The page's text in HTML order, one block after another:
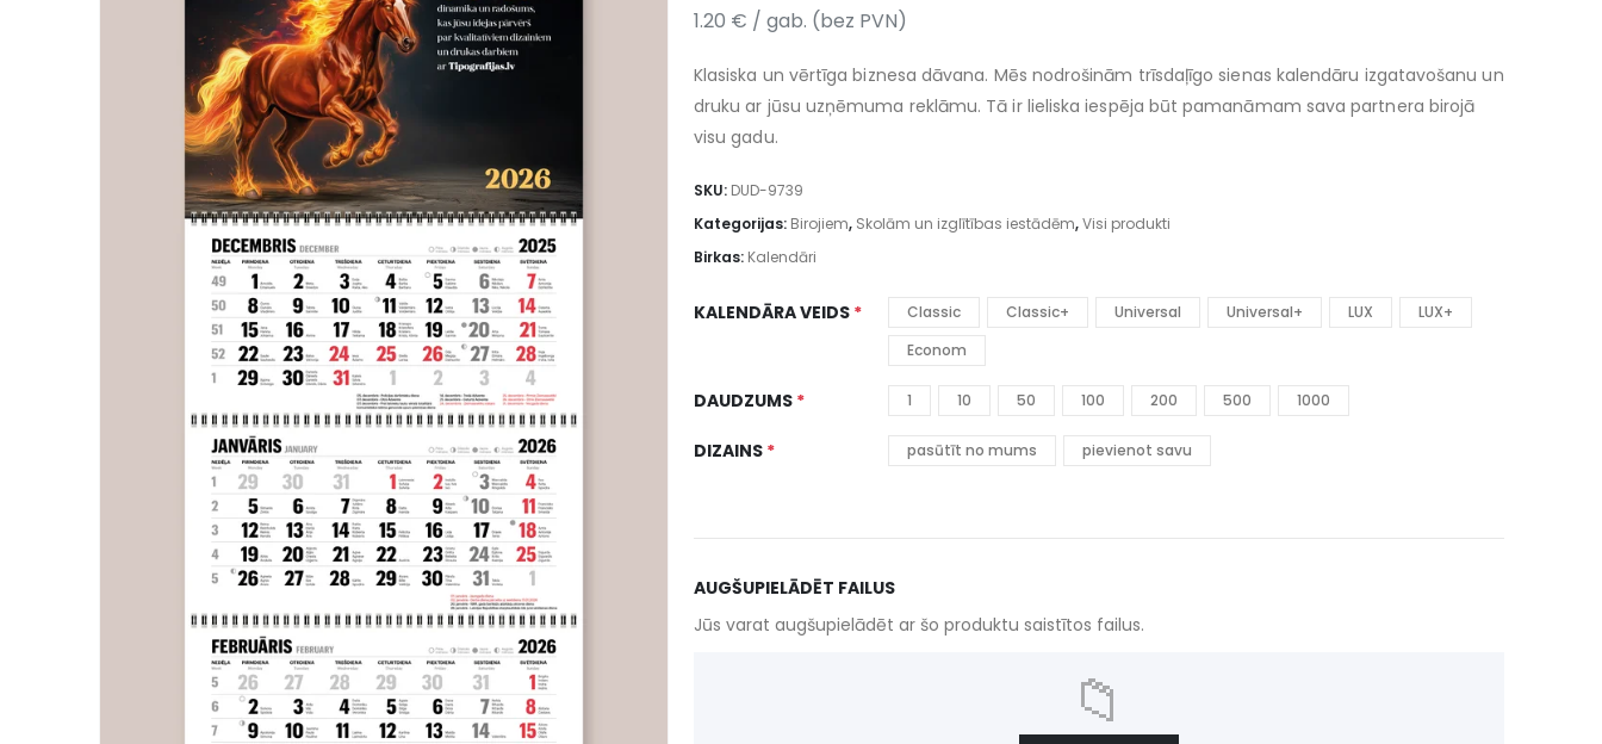
1.20 € / gab. (bez PVN)
Klasiska un vērtīga biznesa dāvana. Mēs nodrošinām trīsdaļīgo sienas kalendāru izgatavošanu un
druku ar jūsu uzņēmuma reklāmu. Tā ir lieliska iespēja būt pamanāmam sava partnera birojā
visu gadu.
SKU: DUD-9739
Kategorijas: Birojiem, Skolām un izglītības iestādēm,Visi produkti
Birkas: Kalendāri
KALENDĀRA VEIDS Classic Classic+ Universal Universal+ LUX
LUX+
Econom
DAUDZUMS 1 10 50 100 200 500 1000
DIZAINS pasūtīt no mums pievienot savu
AUGŠUPIELĀDĒT FAILUS
Jūs varat augšupielādēt ar šo produktu saistītos failus.
📁